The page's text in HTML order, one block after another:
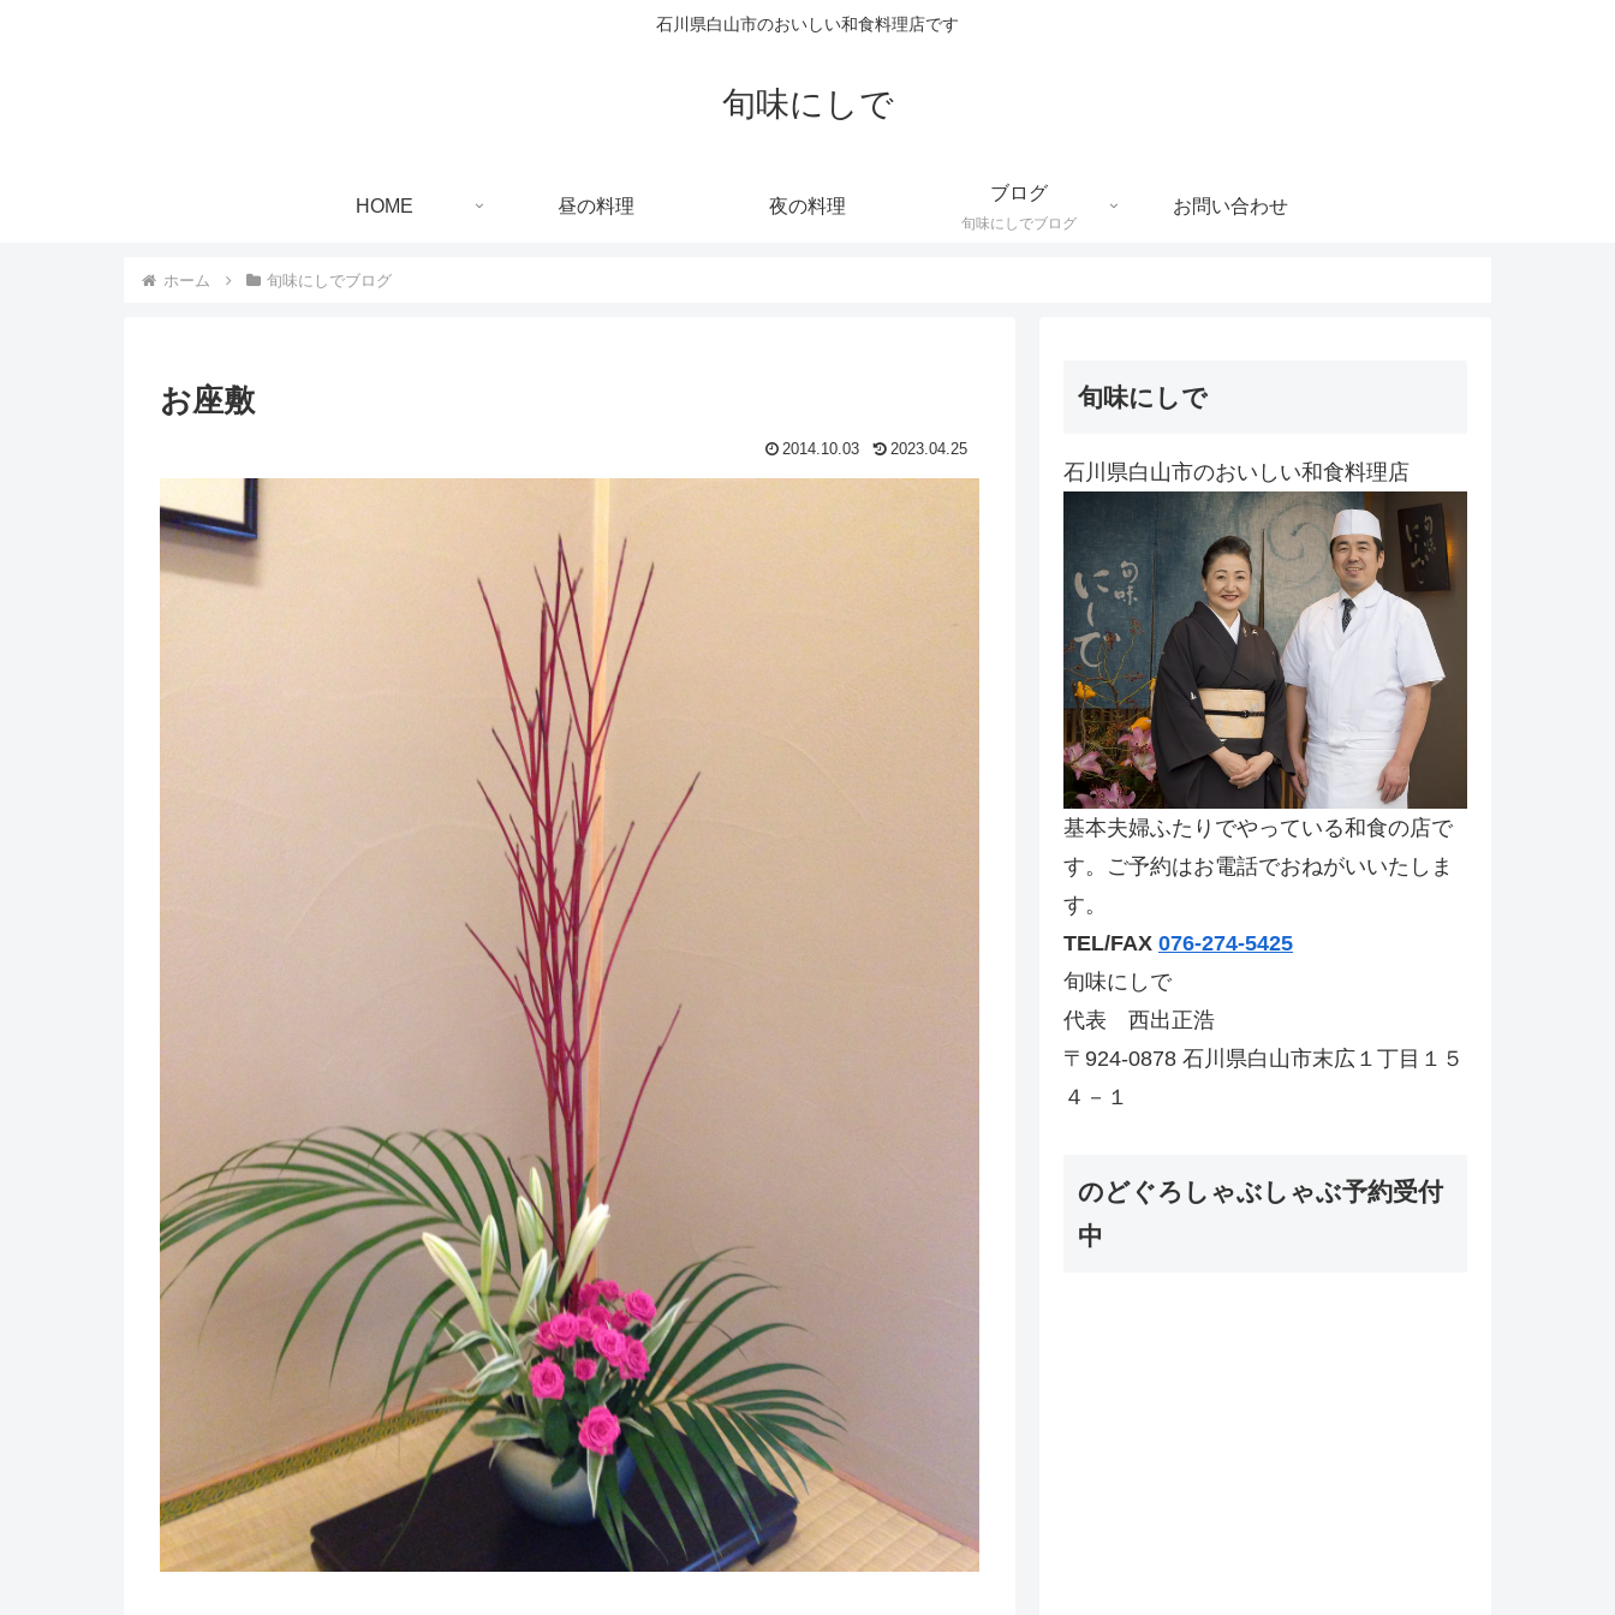
石川県白山市のおいしい和食料理店です
旬味にしで
HOME 昼の料理 夜の料理
ブログ
旬味にしでブログ
お問い合わせ
ホーム 旬味にしでブログ
お座敷
2014.10.03 2023.04.25
旬味にしで
石川県白山市のおいしい和食料理店
基本夫婦ふたりでやっている和食の店で
す。ご予約はお電話でおねがいいたしま
す。
TEL/FAX 076-274-5425
旬味にしで
代表 西出正浩
〒924-0878 石川県白山市末広１丁目１５
４－１
のどぐろしゃぶしゃぶ予約受付
中